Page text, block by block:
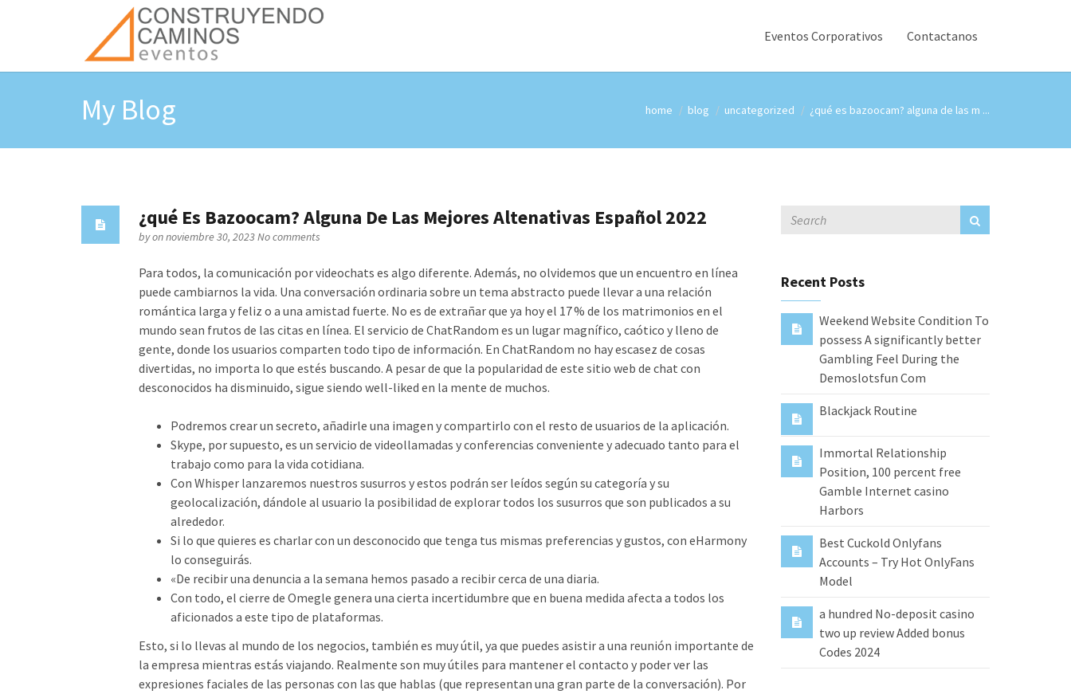
Eventos Corporativos Contactanos
My Blog home blog uncategorized ¿qué es bazoocam? alguna de las m ...
¿qué Es Bazoocam? Alguna De Las Mejores Altenativas Español 2022
byon noviembre 30, 2023No comments
Para todos, la comunicación por videochats es algo diferente. Además, no olvidemos que un encuentro en línea
puede cambiarnos la vida. Una conversación ordinaria sobre un tema abstracto puede llevar a una relación
romántica larga y feliz o a una amistad fuerte. No es de extrañar que ya hoy el 17 % de los matrimonios en el
mundo sean frutos de las citas en línea. El servicio de ChatRandom es un lugar magnífico, caótico y lleno de
gente, donde los usuarios comparten todo tipo de información. En ChatRandom no hay escasez de cosas
divertidas, no importa lo que estés buscando. A pesar de que la popularidad de este sitio web de chat con
desconocidos ha disminuido, sigue siendo well-liked en la mente de muchos.
Podremos crear un secreto, añadirle una imagen y compartirlo con el resto de usuarios de la aplicación.
Skype, por supuesto, es un servicio de videollamadas y conferencias conveniente y adecuado tanto para el
trabajo como para la vida cotidiana.
Con Whisper lanzaremos nuestros susurros y estos podrán ser leídos según su categoría y su
geolocalización, dándole al usuario la posibilidad de explorar todos los susurros que son publicados a su
alrededor.
Si lo que quieres es charlar con un desconocido que tenga tus mismas preferencias y gustos, con eHarmony
lo conseguirás.
«De recibir una denuncia a la semana hemos pasado a recibir cerca de una diaria.
Con todo, el cierre de Omegle genera una cierta incertidumbre que en buena medida afecta a todos los
aficionados a este tipo de plataformas.
Esto, si lo llevas al mundo de los negocios, también es muy útil, ya que puedes asistir a una reunión importante de
la empresa mientras estás viajando. Realmente son muy útiles para mantener el contacto y poder ver las
expresiones faciales de las personas con las que hablas (que representan una gran parte de la conversación). Por
Recent Posts
Weekend Website Condition To
possess A significantly better
Gambling Feel During the
Demoslotsfun Com
Blackjack Routine
Immortal Relationship
Position, 100 percent free
Gamble Internet casino
Harbors
Best Cuckold Onlyfans
Accounts – Try Hot OnlyFans
Model
a hundred No-deposit casino
two up review Added bonus
Codes 2024